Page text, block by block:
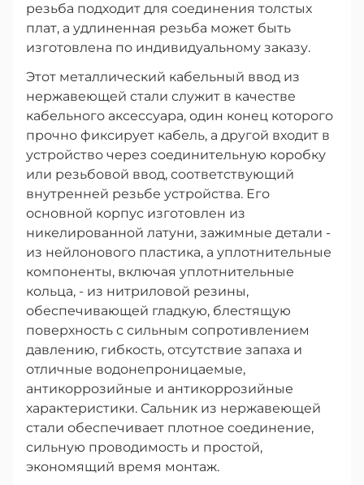
резьба подходит для соединения толстых
плат, а удлиненная резьба может быть
изготовлена по индивидуальному заказу.
Этот металлический кабельный ввод из
нержавеющей стали служит в качестве
кабельного аксессуара, один конец которого
прочно фиксирует кабель, а другой входит в
устройство через соединительную коробку
или резьбовой ввод, соответствующий
внутренней резьбе устройства. Его
основной корпус изготовлен из
никелированной латуни, зажимные детали -
из нейлонового пластика, а уплотнительные
компоненты, включая уплотнительные
кольца, - из нитриловой резины,
обеспечивающей гладкую, блестящую
поверхность с сильным сопротивлением
давлению, гибкость, отсутствие запаха и
отличные водонепроницаемые,
антикоррозийные и антикоррозийные
характеристики. Сальник из нержавеющей
стали обеспечивает плотное соединение,
сильную проводимость и простой,
экономящий время монтаж.